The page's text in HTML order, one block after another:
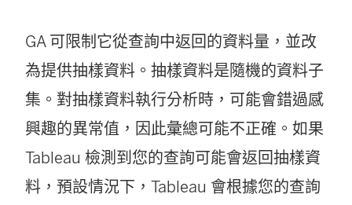
GA 可限制它從查詢中返回的資料量，並改
為提供抽樣資料。抽樣資料是隨機的資料子
集。對抽樣資料執行分析時，可能會錯過感
興趣的異常值，因此彙總可能不正確。如果
Tableau 檢測到您的查詢可能會返回抽樣資
料，預設情況下，Tableau 會根據您的查詢